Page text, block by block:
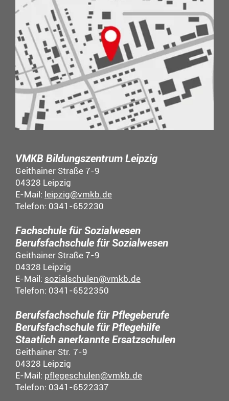
VMKB Bildungszentrum Leipzig
Geithainer Straße 7-9
04328 Leipzig
E-Mail: leipzig@vmkb.de
Telefon: 0341-652230
Fachschule für Sozialwesen
Berufsfachschule für Sozialwesen
Geithainer Straße 7-9
04328 Leipzig
E-Mail: sozialschulen@vmkb.de
Telefon: 0341-6522350
Berufsfachschule für Pflegeberufe
Berufsfachschule für Pflegehilfe
Staatlich anerkannte Ersatzschulen
Geithainer Str. 7-9
04328 Leipzig
E-Mail: pflegeschulen@vmkb.de
Telefon: 0341-6522337